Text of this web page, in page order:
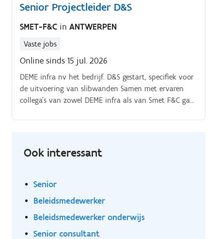
Senior Projectleider D&S
SMET-F&C in ANTWERPEN
Vaste jobs
Online sinds 15 jul. 2026
DEME infra nv het bedrijf. D&S gestart, specifiek voor
de uitvoering van slibwanden Samen met ervaren
collega’s van zowel DEME infra als van Smet F&C gaat
nieuwe betrouwbare partner te worden voor het
Ook interessant
Senior
Beleidsmedewerker
Beleidsmedewerker onderwijs
Senior consultant